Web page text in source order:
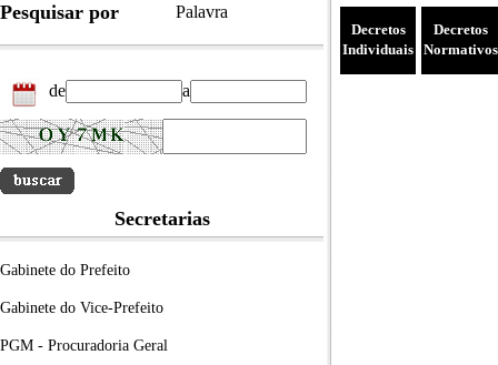
Pesquisar por Palavra
de a
Secretarias
Gabinete do Prefeito
Gabinete do Vice-Prefeito
PGM - Procuradoria Geral
Decretos
Individuais
Decretos
Normativos